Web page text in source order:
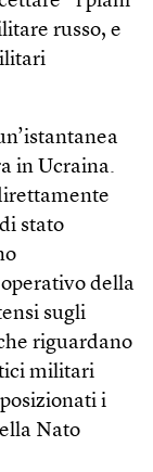
russo, e
in Ucraina.
stato
della
sugli
riguardano
militari
i
Nato